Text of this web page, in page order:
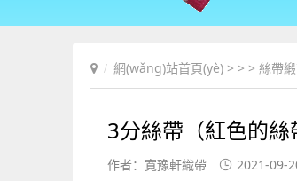
網(wǎng)站首頁(yè) > > > 絲帶
3分絲帶（紅色的絲
作者：寬豫軒織帶 2021-09-